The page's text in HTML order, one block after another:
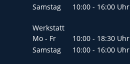
Samstag
10:00 - 16:00 Uhr
Werkstatt
Mo - Fr
10:00 - 18:30 Uhr
Samstag
10:00 - 16:00 Uhr